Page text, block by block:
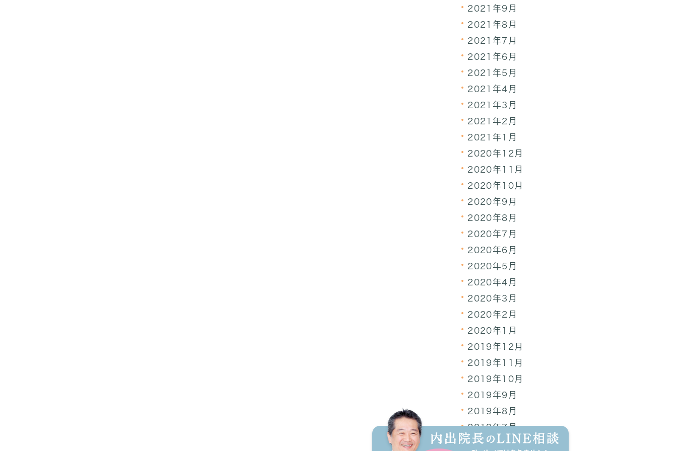
2021年9月
2021年8月
2021年7月
2021年6月
2021年5月
2021年4月
2021年3月
2021年2月
2021年1月
2020年12月
2020年11月
2020年10月
2020年9月
2020年8月
2020年7月
2020年6月
2020年5月
2020年4月
2020年3月
2020年2月
2020年1月
2019年12月
2019年11月
2019年10月
2019年9月
2019年8月
2019年7月
2019年6月